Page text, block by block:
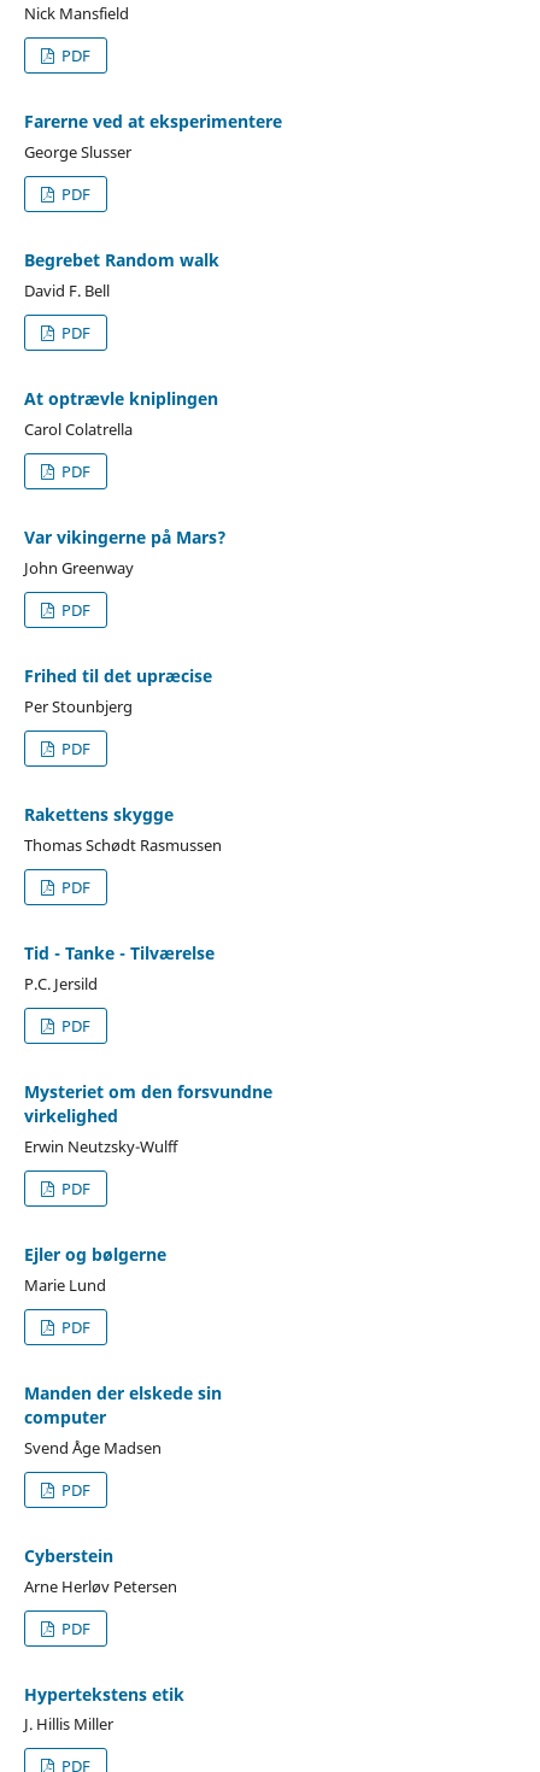
Nick Mansfield
PDF
Farerne ved at eksperimentere
George Slusser
PDF
Begrebet Random walk
David F. Bell
PDF
At optrævle kniplingen
Carol Colatrella
PDF
Var vikingerne på Mars?
John Greenway
PDF
Frihed til det upræcise
Per Stounbjerg
PDF
Rakettens skygge
Thomas Schødt Rasmussen
PDF
Tid - Tanke - Tilværelse
P.C. Jersild
PDF
Mysteriet om den forsvundne
virkelighed
Erwin Neutzsky-Wulff
PDF
Ejler og bølgerne
Marie Lund
PDF
Manden der elskede sin
computer
Svend Åge Madsen
PDF
Cyberstein
Arne Herløv Petersen
PDF
Hypertekstens etik
J. Hillis Miller
PDF